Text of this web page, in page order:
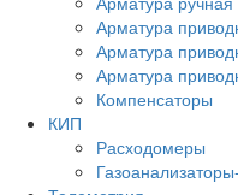
Арматура
Арматура
Арматура
Компенсаторы
КИП
Расходомеры